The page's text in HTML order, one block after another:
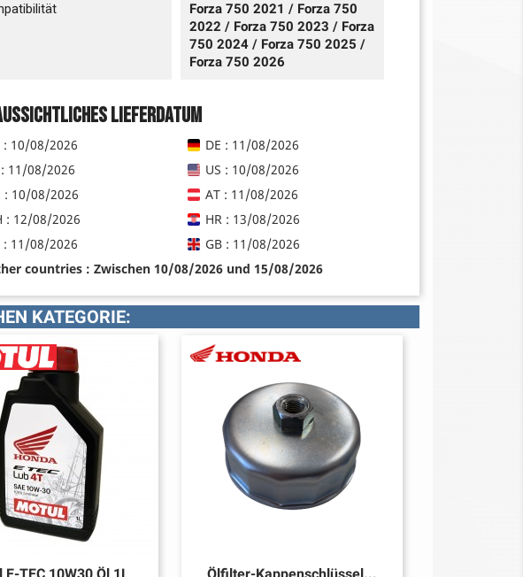
Forza 750 2021 / Forza 750
2022 / Forza 750 2023 / Forza
750 2024 / Forza 750 2025 /
Forza 750 2026
Lieferdatum
: 10/08/2026
DE : 11/08/2026
11/08/2026
US : 10/08/2026
: 10/08/2026
AT : 11/08/2026
: 12/08/2026
HR : 13/08/2026
: 11/08/2026
GB : 11/08/2026
countries : Zwischen 10/08/2026 und 15/08/2026
KATEGORIE: